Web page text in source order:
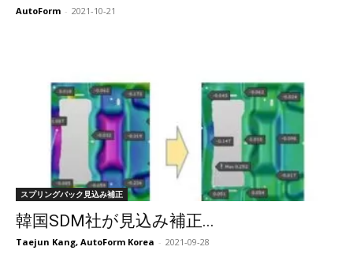
AutoForm - 2021-10-21
スプリングバック見込み補正
韓国SDM社が見込み補正...
Taejun Kang, AutoForm Korea - 2021-09-28